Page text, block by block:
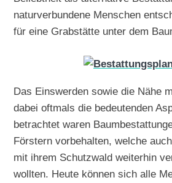
naturverbundene Menschen
für eine Grabstätte unter dem
Das Einswerden sowie die Nähe
dabei oftmals die bedeutenden
betrachtet waren
Förstern vorbehalten, welche
mit ihrem Schutzwald weiterhin
wollten. Heute können sich alle